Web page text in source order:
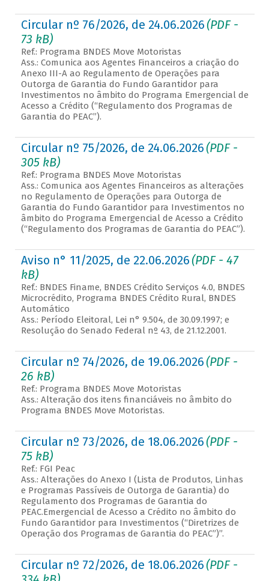
Circular nº 76/2026, de 24.06.2026(PDF -
73 kB)
Ref.: Programa BNDES Move Motoristas
Ass.: Comunica aos Agentes Financeiros a criação do
Anexo III-A ao Regulamento de Operações para
Outorga de Garantia do Fundo Garantidor para
Investimentos no âmbito do Programa Emergencial de
Acesso a Crédito (“Regulamento dos Programas de
Garantia do PEAC”).
Circular nº 75/2026, de 24.06.2026(PDF -
305 kB)
Ref.: Programa BNDES Move Motoristas
Ass.: Comunica aos Agentes Financeiros as alterações
no Regulamento de Operações para Outorga de
Garantia do Fundo Garantidor para Investimentos no
âmbito do Programa Emergencial de Acesso a Crédito
(“Regulamento dos Programas de Garantia do PEAC”).
Aviso n° 11/2025, de 22.06.2026(PDF - 47
kB)
Ref.: BNDES Finame, BNDES Crédito Serviços 4.0, BNDES
Microcrédito, Programa BNDES Crédito Rural, BNDES
Automático
Ass.: Período Eleitoral, Lei n° 9.504, de 30.09.1997; e
Resolução do Senado Federal nº 43, de 21.12.2001.
Circular nº 74/2026, de 19.06.2026(PDF -
26 kB)
Ref.: Programa BNDES Move Motoristas
Ass.: Alteração dos itens financiáveis no âmbito do
Programa BNDES Move Motoristas.
Circular nº 73/2026, de 18.06.2026(PDF -
75 kB)
Ref.: FGI Peac
Ass.: Alterações do Anexo I (Lista de Produtos, Linhas
e Programas Passíveis de Outorga de Garantia) do
Regulamento dos Programas de Garantia do
PEAC.Emergencial de Acesso a Crédito no âmbito do
Fundo Garantidor para Investimentos (“Diretrizes de
Operação dos Programas de Garantia do PEAC”)”.
Circular nº 72/2026, de 18.06.2026(PDF -